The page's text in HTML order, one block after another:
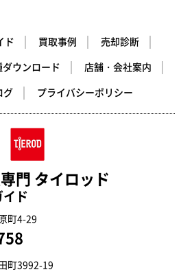
ド 買取事例
売却診断
ダウンロード
店舗・会社案内
グ プライバシーポリシー
門 タイロッド
ド
町4-29
町3992-19